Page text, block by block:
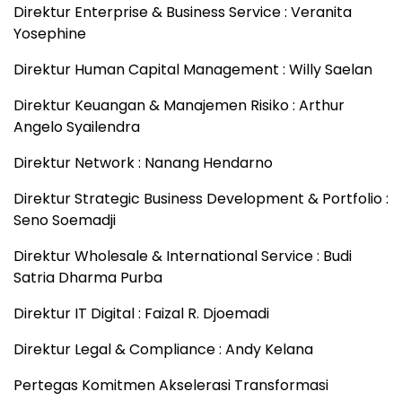
Direktur Enterprise & Business Service : Veranita
Yosephine
Direktur Human Capital Management : Willy Saelan
Direktur Keuangan & Manajemen Risiko : Arthur
Angelo Syailendra
Direktur Network : Nanang Hendarno
Direktur Strategic Business Development & Portfolio :
Seno Soemadji
Direktur Wholesale & International Service : Budi
Satria Dharma Purba
Direktur IT Digital : Faizal R. Djoemadi
Direktur Legal & Compliance : Andy Kelana
Pertegas Komitmen Akselerasi Transformasi